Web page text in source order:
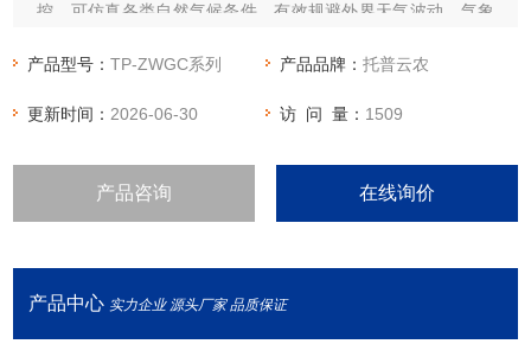
控，可仿真各类自然气候条件，有效规避外界天气波动、气象
定、高效、高品质生产。可满足瓜果蔬菜、菌菇、花卉、中草
术研发、植物育种、生态科学研究及特色作物种植等领域。
产品型号：TP-ZWGC系列 产品品牌： 托普云农
更新时间： 2026-06-30 访 问 量： 1509
产品咨询 在线询价
产品中心 实力企业 源头厂家 品质保证